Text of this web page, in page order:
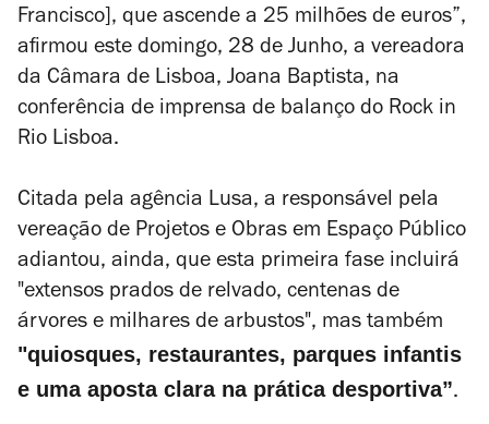
Francisco], que ascende a 25 milhões de euros”,
afirmou este domingo, 28 de Junho, a vereadora
da Câmara de Lisboa, Joana Baptista, na
conferência de imprensa de balanço do Rock in
Rio Lisboa.
Citada pela agência Lusa, a responsável pela
vereação de Projetos e Obras em Espaço Público
adiantou, ainda, que esta primeira fase incluirá
"extensos prados de relvado, centenas de
árvores e milhares de arbustos", mas também
"quiosques, restaurantes, parques infantis
e uma aposta clara na prática desportiva”.